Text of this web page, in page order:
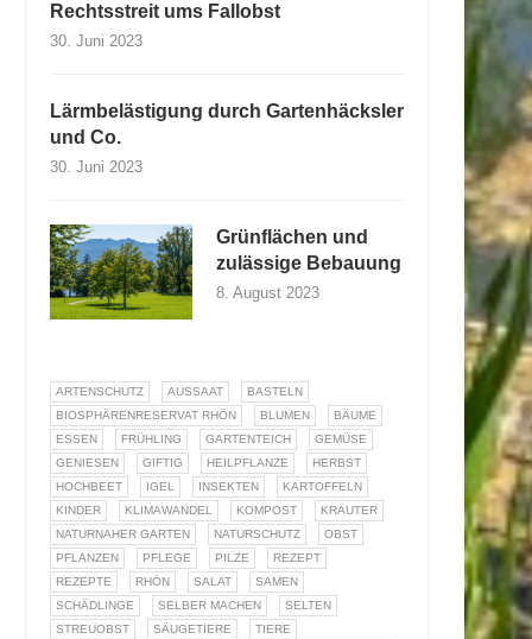
Rechtsstreit ums Fallobst
30. Juni 2023
Lärmbelästigung durch Gartenhäcksler
und Co.
30. Juni 2023
Grünflächen und
zulässige Bebauung
8. August 2023
ARTENSCHUTZ AUSSAAT
BASTELN
BIOSPHÄRENRESERVAT RHÖN
BLUMEN
BÄUME
ESSEN
FRÜHLING GARTENTEICH
GEMÜSE
GENIESEN
GIFTIG HEILPFLANZE
HERBST
HOCHBEET
IGEL INSEKTEN
KARTOFFELN
KINDER
KLIMAWANDEL KOMPOST
KRÄUTER
NATURNAHER GARTEN
NATURSCHUTZ
OBST
PFLANZEN
PFLEGE PILZE
REZEPT
REZEPTE
RHÖN SALAT
SAMEN
SCHÄDLINGE
SELBER MACHEN
SELTEN
STREUOBST
SÄUGETIERE
TIERE